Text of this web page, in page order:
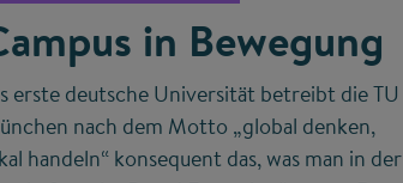
in Bewegung
erste deutsche Universität betreibt die TU
nach dem Motto „global denken,
handeln“ konsequent das, was man in der